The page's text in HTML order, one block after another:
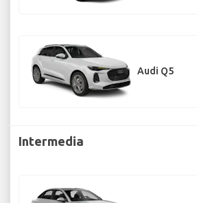
Audi Q5
Intermedia